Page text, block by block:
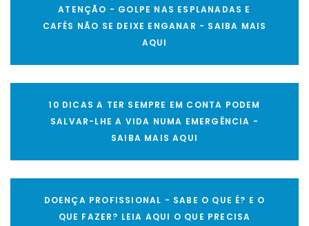
ATENÇÃO - GOLPE NAS ESPLANADAS E
CAFÉS NÃO SE DEIXE ENGANAR - SAIBA MAIS
AQUI
10 DICAS A TER SEMPRE EM CONTA PODEM
SALVAR-LHE A VIDA NUMA EMERGÊNCIA -
SAIBA MAIS AQUI
DOENÇA PROFISSIONAL - SABE O QUE É? E O
QUE FAZER? LEIA AQUI O QUE PRECISA